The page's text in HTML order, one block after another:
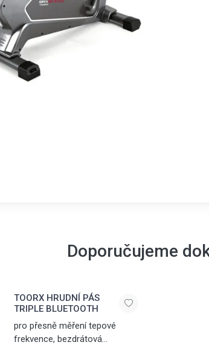
Doporučujeme
TOORX HRUDNÍ PÁS
TRIPLE BLUETOOTH
pro přesně měření tepové
frekvence, bezdrátová